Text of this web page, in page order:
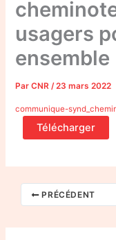
usagers
ensemble
ParCNR/23 mars 2022
communique-
Télécharger
PRÉCÉDENT